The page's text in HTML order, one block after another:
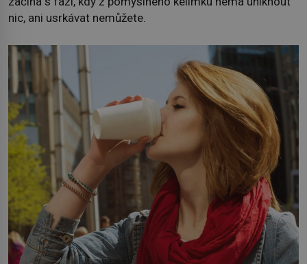
nic, ani usrkávat nemůžete.